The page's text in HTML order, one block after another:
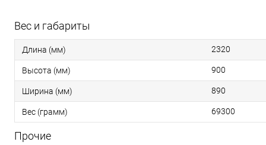
Вес и габариты
Длина (мм) 2320
Высота (мм) 900
Ширина (мм) 890
Вес (грамм) 69300
Прочие